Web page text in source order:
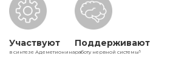
Участвуют
в синтезе Адеметионина
Поддерживают
работу нервной системы5